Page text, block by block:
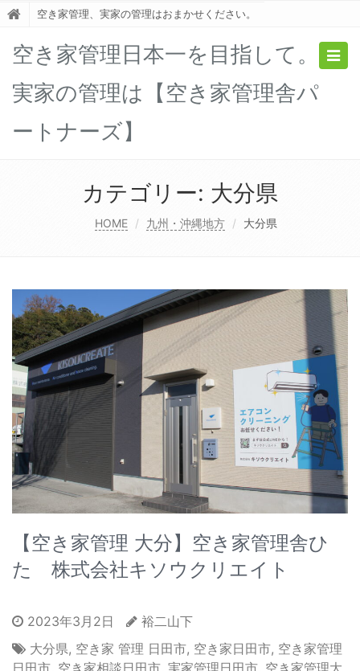
空き家管理、実家の管理はおまかせください。
空き家管理日本一を目指して。
実家の管理は【空き家管理舎パ
ートナーズ】
カテゴリー: 大分県
HOME 九州・沖縄地方 大分県
【空き家管理 大分】空き家管理舎ひ
た 株式会社キソウクリエイト
2023年3月2日
裕二山下
大分県, 空き家 管理 日田市, 空き家日田市, 空き家管理
日田市, 空き家相談日田市, 実家管理日田市, 空き家管理大